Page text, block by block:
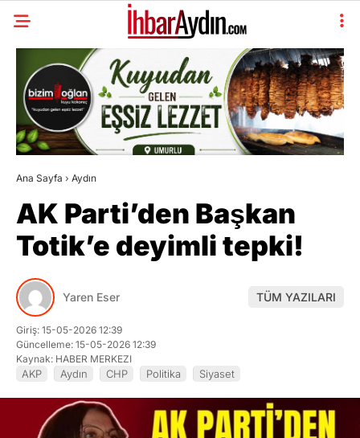
Ana Sayfa › Aydın
AK Parti’den Başkan
Totik’e deyimli tepki!
Yaren Eser TÜM YAZILARI
Giriş: 15-05-2026 12:39
Güncelleme: 15-05-2026 12:39
Kaynak: HABER MERKEZI
AKP Aydın CHP Politika Siyaset